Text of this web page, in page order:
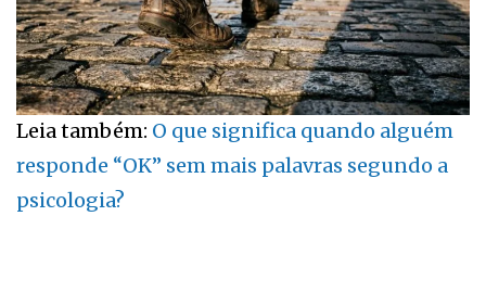
Leia também: O que significa quando alguém
responde “OK” sem mais palavras segundo a
psicologia?